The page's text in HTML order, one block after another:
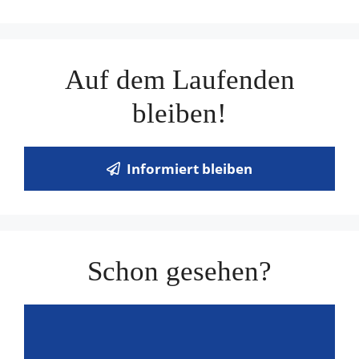
Auf dem Laufenden
bleiben!
Informiert bleiben
Schon gesehen?